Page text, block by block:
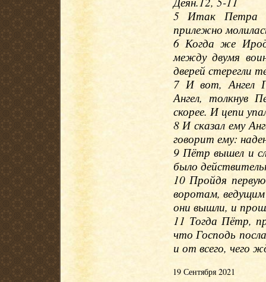
5 Итак Петра
прилежно
6 Когда же
между двумя
дверей стерегли
7 И вот, Ангел
Ангел, толкнув
скорее. И цепи
8 И сказал ему
говорит ему:
9 Пётр вышел и
было
10 Пройдя
воротам,
они вышли, и
11 Тогда Пётр,
что Господь
и от всего, чего
19 Сентября 2021